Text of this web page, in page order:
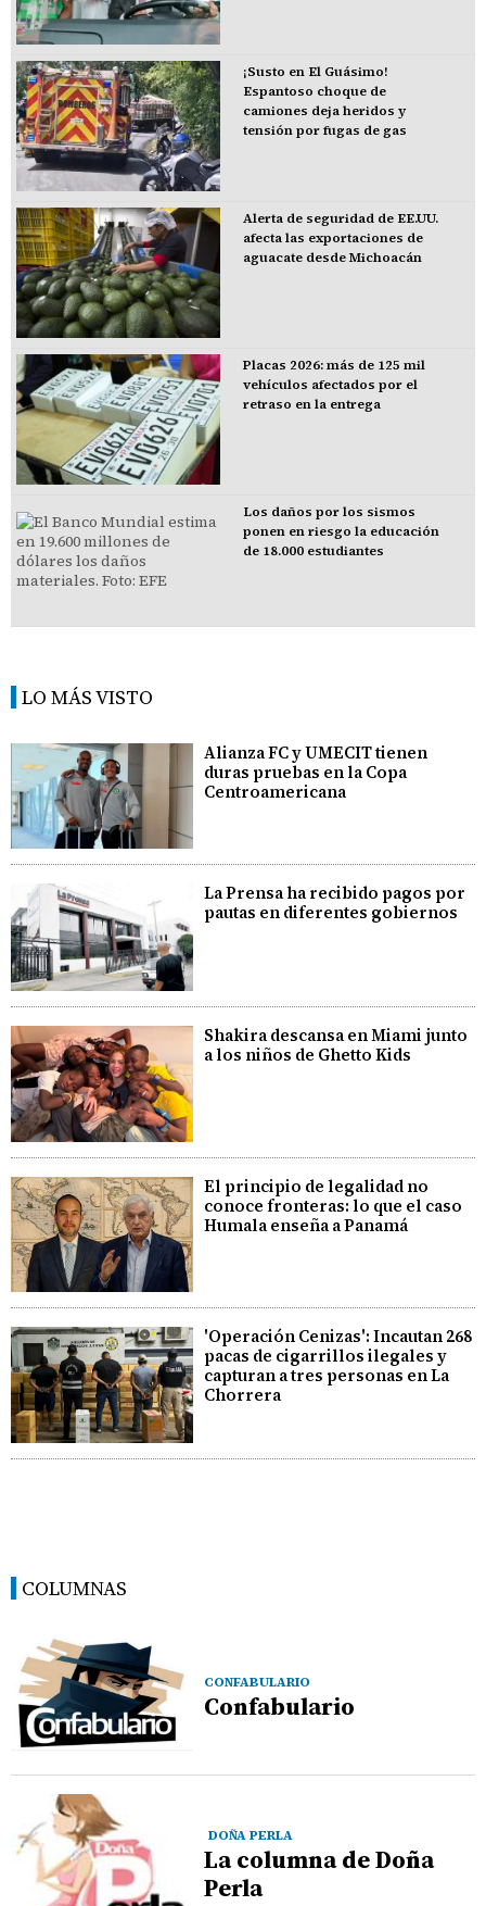
¡Susto en El Guásimo!
Espantoso choque de
camiones deja heridos y
tensión por fugas de gas
Alerta de seguridad de EE.UU.
afecta las exportaciones de
aguacate desde Michoacán
Placas 2026: más de 125 mil
vehículos afectados por el
retraso en la entrega
Los daños por los sismos
ponen en riesgo la educación
de 18.000 estudiantes
LO MÁS VISTO
Alianza FC y UMECIT tienen
duras pruebas en la Copa
Centroamericana
La Prensa ha recibido pagos por
pautas en diferentes gobiernos
Shakira descansa en Miami junto
a los niños de Ghetto Kids
El principio de legalidad no
conoce fronteras: lo que el caso
Humala enseña a Panamá
'Operación Cenizas': Incautan 268
pacas de cigarrillos ilegales y
capturan a tres personas en La
Chorrera
COLUMNAS
CONFABULARIO
Confabulario
DOÑA PERLA
La columna de Doña
Perla